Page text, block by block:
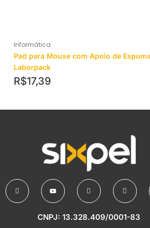
Informática
Pad para Mouse com Apoio de
Laborpack
R$17,39
CNPJ: 13.328.409/0001-83